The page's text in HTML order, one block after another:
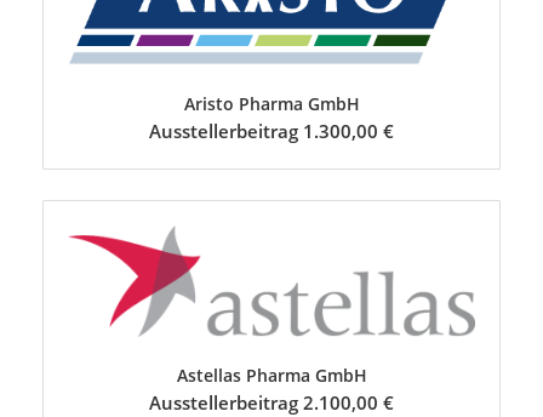
Aristo Pharma GmbH
Ausstellerbeitrag 1.300,00 €
Astellas Pharma GmbH
Ausstellerbeitrag 2.100,00 €